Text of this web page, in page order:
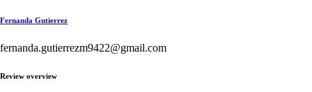
Fernanda Gutierrez
fernanda.gutierrezm9422@gmail.com
Review overview